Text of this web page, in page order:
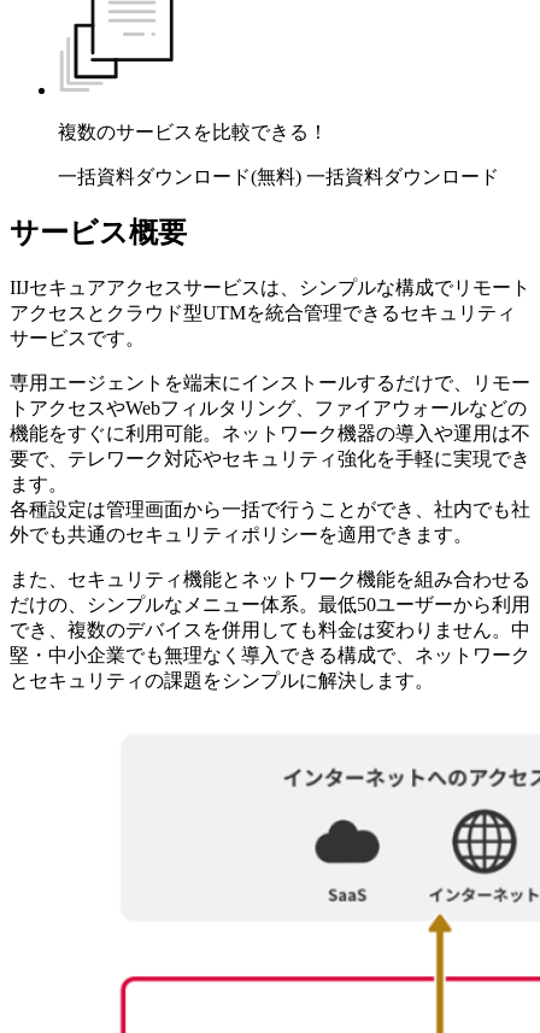
複数のサービスを比較できる！
一括資料ダウンロード(無料) 一括資料ダウンロード
サービス概要
IIJセキュアアクセスサービスは、シンプルな構成でリモート
アクセスとクラウド型UTMを統合管理できるセキュリティ
サービスです。
専用エージェントを端末にインストールするだけで、リモー
トアクセスやWebフィルタリング、ファイアウォールなどの
機能をすぐに利用可能。ネットワーク機器の導入や運用は不
要で、テレワーク対応やセキュリティ強化を手軽に実現でき
ます。
各種設定は管理画面から一括で行うことができ、社内でも社
外でも共通のセキュリティポリシーを適用できます。
また、セキュリティ機能とネットワーク機能を組み合わせる
だけの、シンプルなメニュー体系。最低50ユーザーから利用
でき、複数のデバイスを併用しても料金は変わりません。中
堅・中小企業でも無理なく導入できる構成で、ネットワーク
とセキュリティの課題をシンプルに解決します。